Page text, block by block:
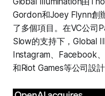
Gordon和Joey Flynn創
了多個項目。在VC公司
Slow的支持下，Global
Instagram、Facebook
和Riot Games等公司設計